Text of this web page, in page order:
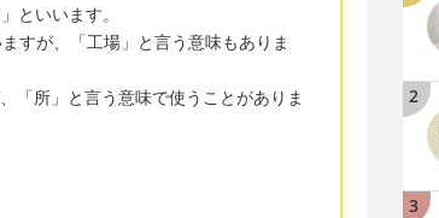
といいます。
すが、「工場」と言う意味もありま
「所」と言う意味で使うことがありま
2
3